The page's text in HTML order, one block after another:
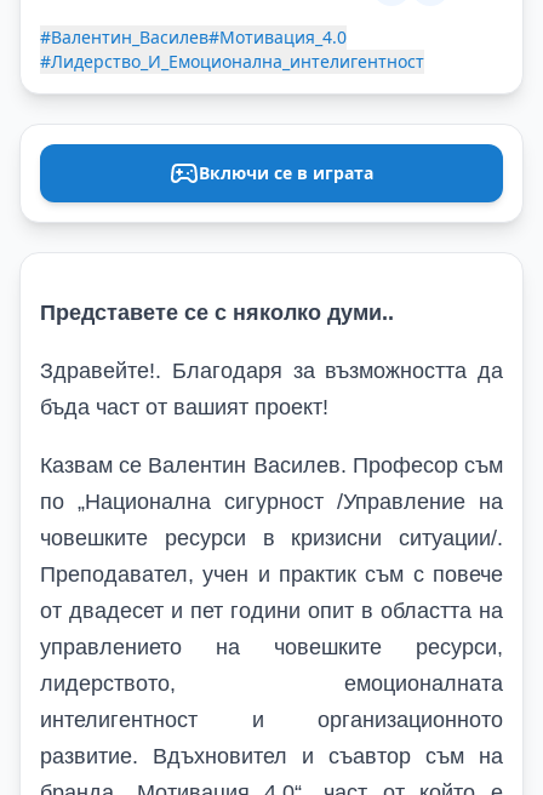
#Валентин_Василев#Мотивация_4.0
#Лидерство_И_Емоционална_интелигентност
Включи се в играта
Представете се с няколко думи..
Здравейте!. Благодаря за възможността да
бъда част от вашият проект!
Казвам се Валентин Василев. Професор съм
по „Национална сигурност /Управление на
човешките ресурси в кризисни ситуации/.
Преподавател, учен и практик съм с повече
от двадесет и пет години опит в областта на
управлението на човешките ресурси,
лидерството, емоционалната
интелигентност и организационното
развитие. Вдъхновител и съавтор съм на